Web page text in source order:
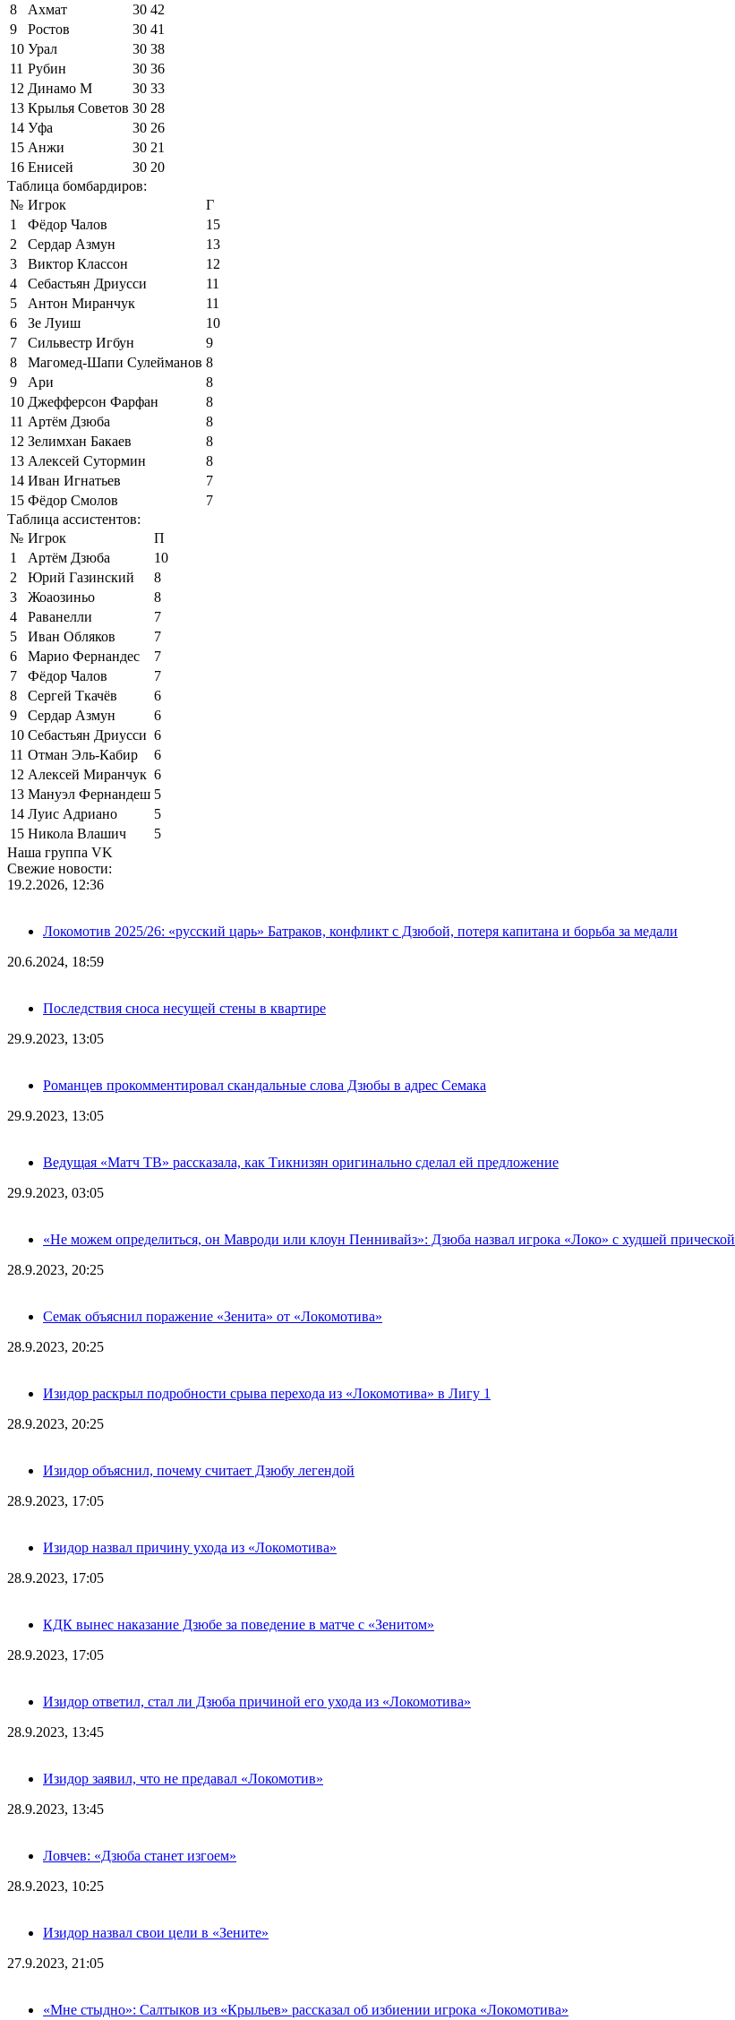
8
Ахмат 30 42
9
Ростов 30 41
10 Урал 30 38
11 Рубин 30 36
12 Динамо М 30 33
13 Крылья Советов 30 28
14 Уфа 30 26
15 Анжи 30 21
16 Енисей 30 20
Таблица бомбардиров:
№ Игрок
Г
1
Фёдор Чалов
15
2
Сердар Азмун
13
3
Виктор Классон
12
4
Себастьян Дриусси
11
5
Антон Миранчук
11
6
Зе Луиш
10
7
Сильвестр Игбун
9
8
Магомед-Шапи Сулейманов 8
9
Ари
8
10 Джефферсон Фарфан
8
11 Артём Дзюба
8
12 Зелимхан Бакаев
8
13 Алексей Сутормин
8
14 Иван Игнатьев
7
15 Фёдор Смолов
7
Таблица ассистентов:
№ Игрок
П
1
Артём Дзюба
10
2
Юрий Газинский
8
3
Жоаозиньо
8
4
Раванелли
7
5
Иван Обляков
7
6
Марио Фернандес
7
7
Фёдор Чалов
7
8
Сергей Ткачёв
6
9
Сердар Азмун
6
10 Себастьян Дриусси 6
11 Отман Эль-Кабир
6
12 Алексей Миранчук 6
13 Мануэл Фернандеш 5
14 Луис Адриано
5
15 Никола Влашич
5
Наша группа VK
Свежие новости:
19.2.2026, 12:36
Локомотив 2025/26: «русский царь» Батраков, конфликт с Дзюбой, потеря капитана и борьба за медали
20.6.2024, 18:59
Последствия сноса несущей стены в квартире
29.9.2023, 13:05
Романцев прокомментировал скандальные слова Дзюбы в адрес Семака
29.9.2023, 13:05
Ведущая «Матч ТВ» рассказала, как Тикнизян оригинально сделал ей предложение
29.9.2023, 03:05
«Не можем определиться, он Мавроди или клоун Пеннивайз»: Дзюба назвал игрока «Локо» с худшей прической
28.9.2023, 20:25
Семак объяснил поражение «Зенита» от «Локомотива»
28.9.2023, 20:25
Изидор раскрыл подробности срыва перехода из «Локомотива» в Лигу 1
28.9.2023, 20:25
Изидор объяснил, почему считает Дзюбу легендой
28.9.2023, 17:05
Изидор назвал причину ухода из «Локомотива»
28.9.2023, 17:05
КДК вынес наказание Дзюбе за поведение в матче с «Зенитом»
28.9.2023, 17:05
Изидор ответил, стал ли Дзюба причиной его ухода из «Локомотива»
28.9.2023, 13:45
Изидор заявил, что не предавал «Локомотив»
28.9.2023, 13:45
Ловчев: «Дзюба станет изгоем»
28.9.2023, 10:25
Изидор назвал свои цели в «Зените»
27.9.2023, 21:05
«Мне стыдно»: Салтыков из «Крыльев» рассказал об избиении игрока «Локомотива»